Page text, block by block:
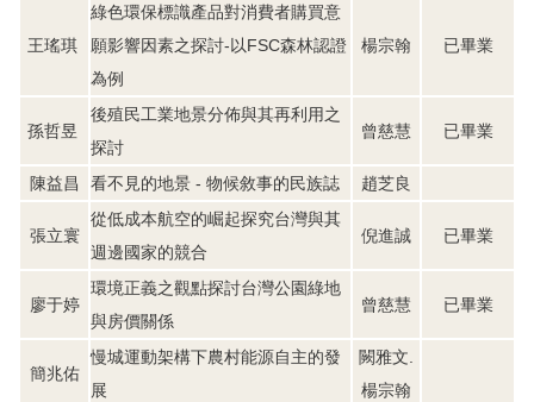
王瑤琪
綠色環保標識產品對消費者購買意
願影響因素之探討-以FSC森林認證
為例
楊宗翰 已畢業
孫哲昱
後殖民工業地景分佈與其再利用之
探討
曾慈慧 已畢業
陳益昌 看不見的地景 - 物候敘事的民族誌 趙芝良
張立寰
從低成本航空的崛起探究台灣與其
週邊國家的競合
倪進誠 已畢業
廖于婷
環境正義之觀點探討台灣公園綠地
與房價關係
曾慈慧 已畢業
簡兆佑
慢城運動架構下農村能源自主的發
展
闕雅文.
楊宗翰